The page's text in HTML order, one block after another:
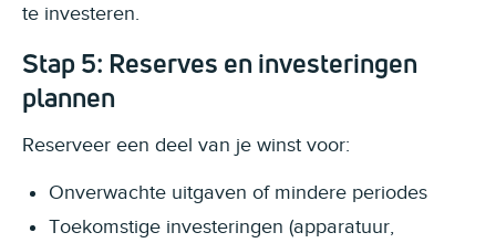
te investeren.
Stap 5: Reserves en investeringen
plannen
Reserveer een deel van je winst voor:
Onverwachte uitgaven of mindere periodes
Toekomstige investeringen (apparatuur,